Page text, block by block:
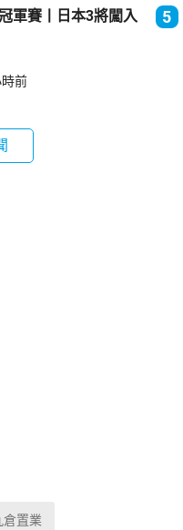
軍賽丨日本3將闖入
5
前
倉置業